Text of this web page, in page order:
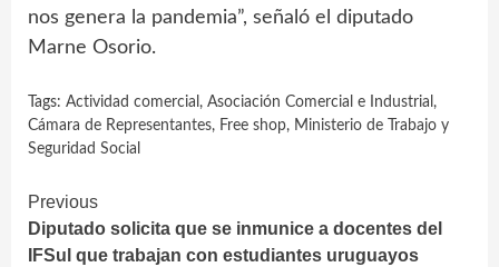
nos genera la pandemia”, señaló el diputado
Marne Osorio.
Tags: Actividad comercial , Asociación Comercial e Industrial ,
Cámara de Representantes, Free shop, Ministerio de Trabajo y
Seguridad Social
Continue
Reading
Previous
Diputado solicita que se inmunice a docentes del
IFSul que trabajan con estudiantes uruguayos